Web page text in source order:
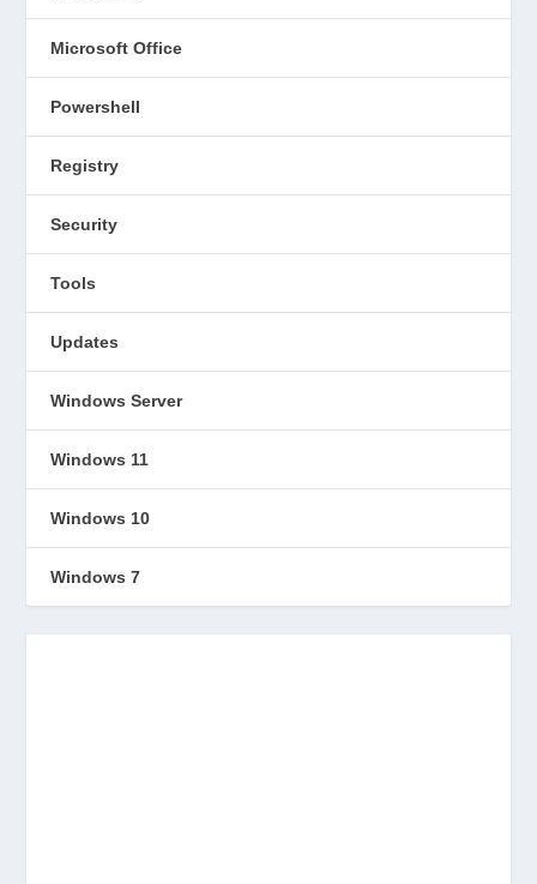
Microsoft Office
Powershell
Registry
Security
Tools
Updates
Windows Server
Windows 11
Windows 10
Windows 7